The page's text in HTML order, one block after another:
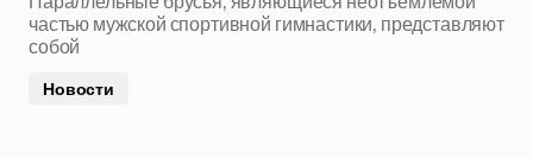
частью мужской спортивной гимнастики, представляют
собой
Новости